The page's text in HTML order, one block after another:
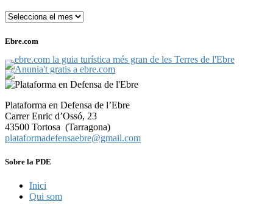
Arxius
Ebre.com
Plataforma en Defensa de l’Ebre
Carrer Enric d’Ossó, 23
43500 Tortosa (Tarragona)
plataformadefensaebre@gmail.com
Sobre la PDE
Inici
Qui som